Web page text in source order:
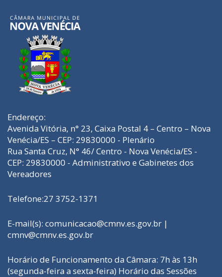
Endereço:
Avenida Vitória, n° 23, Caixa Postal 4 – Centro – Nova
Venécia/ES – CEP: 29830000 - Plenário
Rua Santa Cruz, N° 46/ Centro - Nova Venécia/ES -
CEP: 29830000 - Administrativo e Gabinetes dos
Vereadores
Telefone:27 3752-1371
E-mail(s): comunicacao@cmnv.es.gov.br |
cmnv@cmnv.es.gov.br
Horário de Funcionamento da Câmara: 7h às 13h
(segunda-feira a sexta-feira) Horário das Sessões